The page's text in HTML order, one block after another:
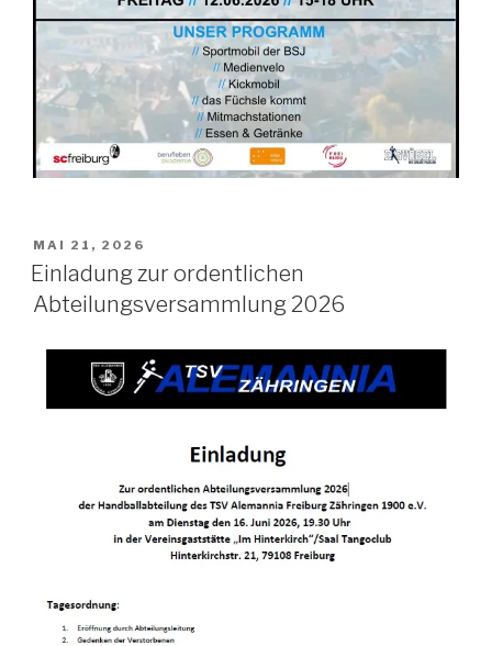
MAI 21, 2026
Einladung zur ordentlichen
Abteilungsversammlung 2026